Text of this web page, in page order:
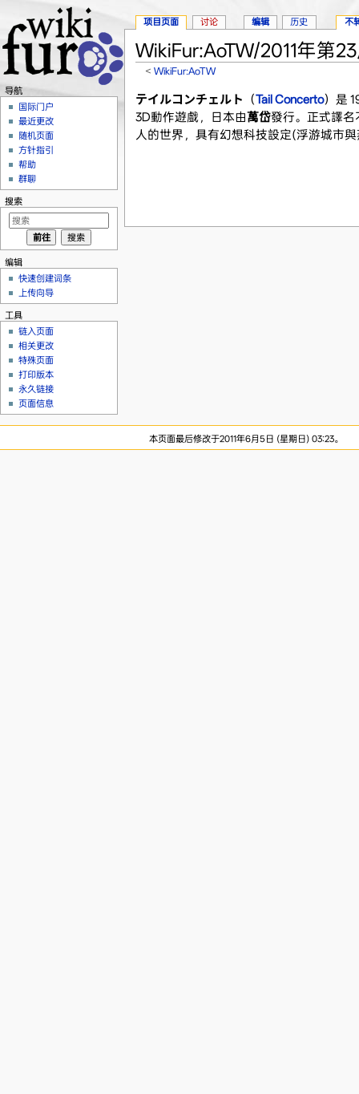
WikiFur:AoTW/2011年第
<WikiFur:AoTW
テイルコンチェルト （Tail Concerto）是
3D動作遊戲，日本由萬岱發行。正式譯名
人的世界，具有幻想科技設定(浮游城市
项目页面 讨论 编辑 历史 不
导航
国际门户
最近更改
随机页面
方针指引
帮助
群聊
搜索
编辑
快速创建词条
上传向导
工具
链入页面
相关更改
特殊页面
打印版本
永久链接
页面信息
本页面最后修改于2011年6月5日 (星期日) 03:23。